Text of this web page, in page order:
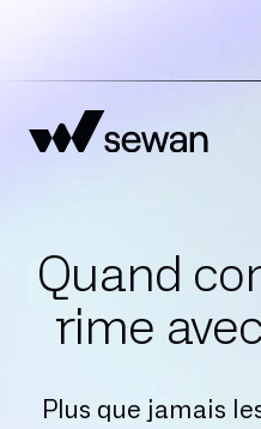
Quand
rime
Plus que jamais